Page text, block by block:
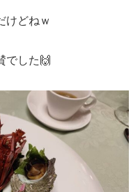
けどねｗ
でした🙌